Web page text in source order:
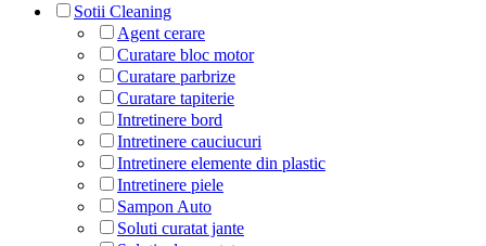
Sotii Cleaning
Agent cerare
Curatare bloc motor
Curatare parbrize
Curatare tapiterie
Intretinere bord
Intretinere cauciucuri
Intretinere elemente din plastic
Intretinere piele
Sampon Auto
Soluti curatat jante